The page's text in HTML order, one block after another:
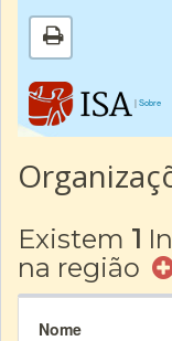
|Sobre
Existem 1
na região
Nome